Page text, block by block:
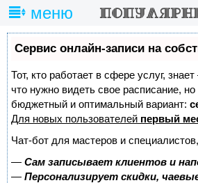
меню
Сервис онлайн-записи на
Тот, кто работает в сфере услуг,
что нужно видеть свое расписание,
бюджетный и оптимальный вариант:
Для новых пользователей первый
Чат-бот для мастеров и
— Сам записывает клиентов и
— Персонализирует скидки,